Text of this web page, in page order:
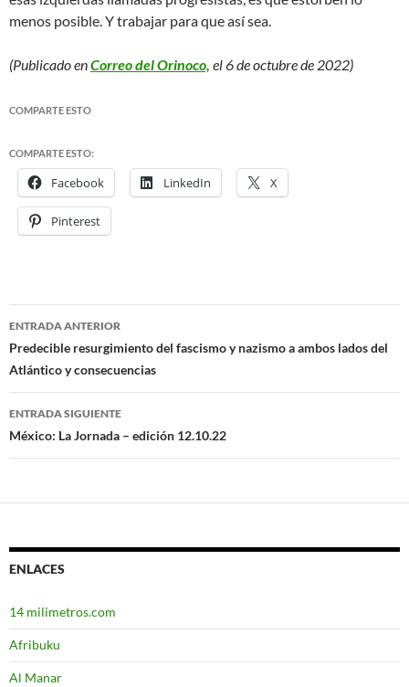
menos posible. Y trabajar para que así sea.
(Publicado enCorreo del Orinoco, el 6 de octubre de 2022)
COMPARTE ESTO
COMPARTE ESTO:
Facebook LinkedIn X
Pinterest
Navegación
de
entradas
ENTRADA ANTERIOR
Predecible resurgimiento del fascismo y nazismo a ambos lados del
Atlántico y consecuencias
ENTRADA SIGUIENTE
México: La Jornada – edición 12.10.22
ENLACES
14 milimetros.com
Afribuku
Al Manar